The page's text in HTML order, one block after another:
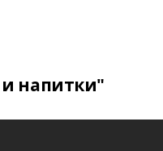
и напитки"